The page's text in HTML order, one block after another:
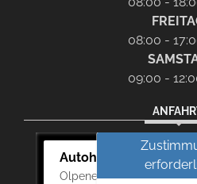
08:00 -
09:00 -
Autohaus Bernd Lurz
Olpener Str. 31, 51766